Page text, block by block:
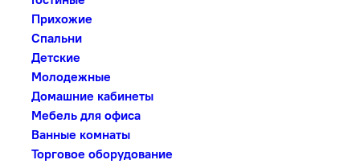
Прихожие
Спальни
Детские
Молодежные
Домашние кабинеты
Мебель для офиса
Ванные комнаты
Торговое оборудование